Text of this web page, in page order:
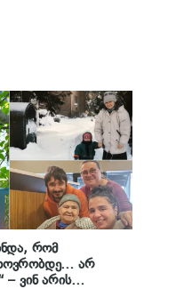
რომ
არ
– ვინ არის